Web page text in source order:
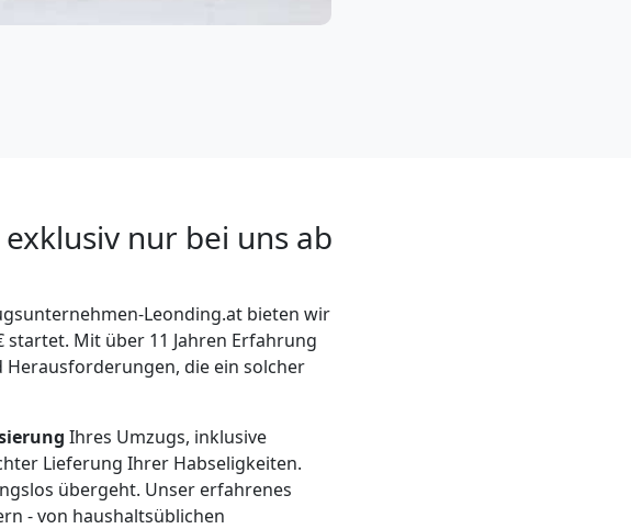
nur bei uns ab
Leonding.at bieten wir
startet. Mit über 11 Jahren Erfahrung
die ein solcher
Ihres Umzugs, inklusive
Lieferung Ihrer Habseligkeiten.
übergeht. Unser erfahrenes
- von haushaltsüblichen